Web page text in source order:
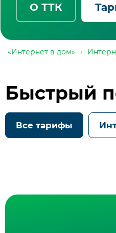
О ТТК
«Интернет в дом» ›
Быстрый
Все тарифы